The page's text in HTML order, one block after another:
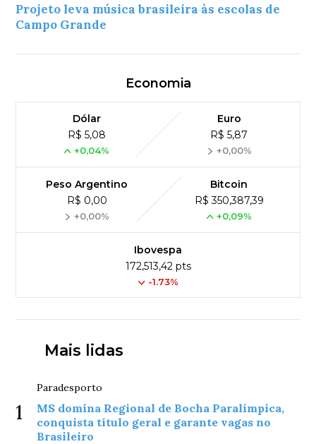
Projeto leva música brasileira às escolas de
Campo Grande
Economia
Dólar
R$ 5,08
+0,04%
Euro
R$ 5,87
+0,00%
Peso Argentino
R$ 0,00
+0,00%
Bitcoin
R$ 350,387,39
+0,09%
Ibovespa
172,513,42 pts
-1.73%
Mais lidas
1
Paradesporto
MS domina Regional de Bocha Paralímpica,
conquista título geral e garante vagas no
Brasileiro